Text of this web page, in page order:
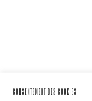
CONSENTEMENT DES COOKIES